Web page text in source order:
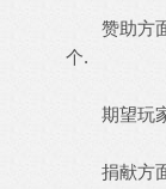
赞助方面:
个.
期望玩家:
捐献方面: